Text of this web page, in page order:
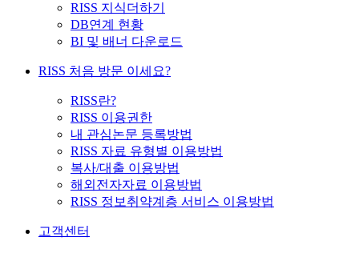
RISS 지식더하기
DB연계 현황
BI 및 배너 다운로드
RISS 처음 방문 이세요?
RISS란?
RISS 이용권한
내 관심논문 등록방법
RISS 자료 유형별 이용방법
복사/대출 이용방법
해외전자자료 이용방법
RISS 정보취약계층 서비스 이용방법
고객센터